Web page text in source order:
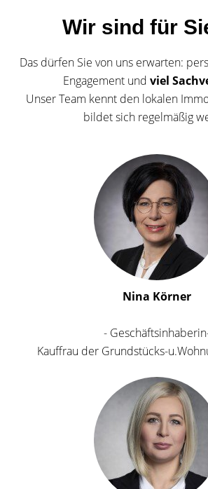
Wir sind für
Das dürfen Sie von uns erwarten:
Engagement und viel
Unser Team kennt den lokalen
bildet sich regelmäßig
Nina Körner
-
Kauffrau der Grundstücks-